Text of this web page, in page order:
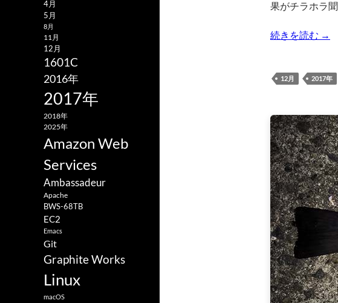
果がチラホラ
続きを読む →
12月 2017年
4月
5月
8月
11月
12月
1601C
2016年
2017年
2018年
2025年
Amazon Web
Services
Ambassadeur
Apache
BWS-68TB
EC2
Emacs
Git
Graphite Works
Linux
macOS